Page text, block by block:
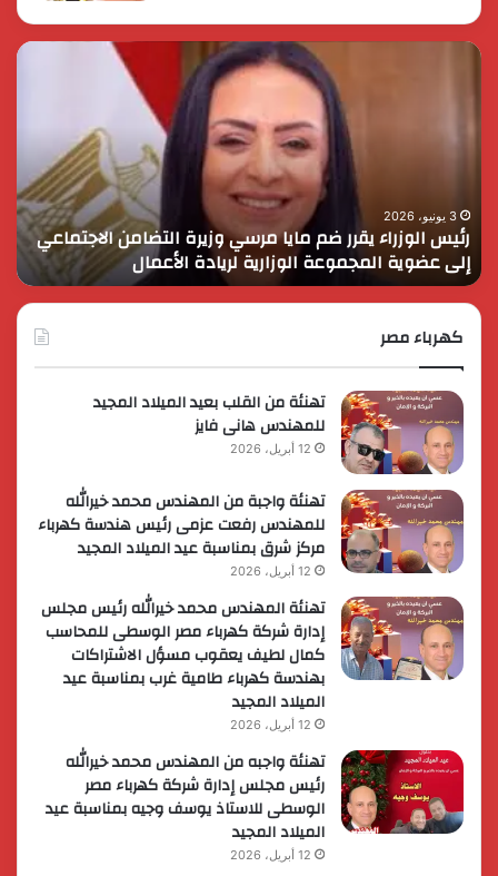
رئيس
التضامن
الاجتماعي
إلى
عضوية
المجموعة
الوزارية
3 يونيو، 2026
رئيس الوزراء يقرر ضم مايا مرسي وزيرة التضامن الاجتماعي
إلى عضوية المجموعة الوزارية لريادة الأعمال
في
كهرباء مصر
تهنئة من القلب بعيد الميلاد المجيد
للمهندس هانى فايز
12 أبريل، 2026
تهنئة واجبة من المهندس محمد خيرالله
للمهندس رفعت عزمى رئيس هندسة كهرباء
مركز شرق بمناسبة عيد الميلاد المجيد
12 أبريل، 2026
تهنئة المهندس محمد خيرالله رئيس مجلس
إدارة شركة كهرباء مصر الوسطى للمحاسب
كمال لطيف يعقوب مسؤل الاشتراكات
بهندسة كهرباء طامية غرب بمناسبة عيد
الميلاد المجيد
12 أبريل، 2026
تهنئة واجبه من المهندس محمد خيرالله
رئيس مجلس إدارة شركة كهرباء مصر
الوسطى للاستاذ يوسف وجيه بمناسبة عيد
الميلاد المجيد
12 أبريل، 2026